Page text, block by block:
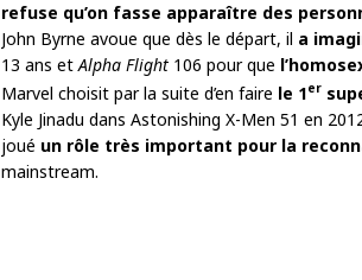
refuse qu’on fasse apparaître des
John Byrne avoue que dès le départ, il a
13 ans etAlpha Flight 106 pour que
Marvel choisit par la suite d’en faire le 1er
Kyle Jinadu dans Astonishing X-Men 51 en
joué un rôle très important pour la
mainstream.